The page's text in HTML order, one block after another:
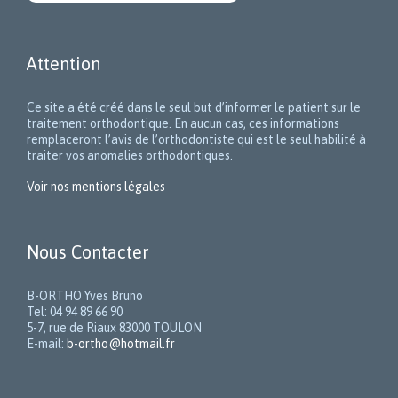
Attention
Ce site a été créé dans le seul but d’informer le patient sur le
traitement orthodontique. En aucun cas, ces informations
remplaceront l’avis de l’orthodontiste qui est le seul habilité à
traiter vos anomalies orthodontiques.
Voir nos mentions légales
Nous Contacter
B-ORTHO Yves Bruno
Tel: 04 94 89 66 90
5-7, rue de Riaux 83000 TOULON
E-mail: b-ortho@hotmail.fr